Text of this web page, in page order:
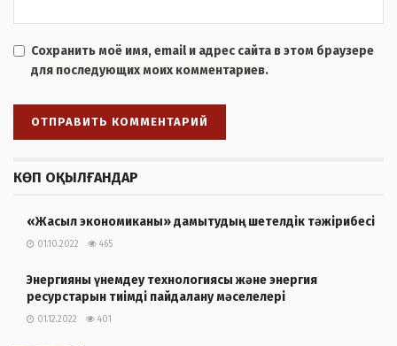
Сохранить моё имя, email и адрес сайта в этом браузере
для последующих моих комментариев.
КӨП ОҚЫЛҒАНДАР
«Жасыл экономиканы» дамытудың шетелдік тәжірибесі
01.10.2022 465
Энергияны үнемдеу технологиясы және энергия
ресурстарын тиімді пайдалану мәселелері
01.12.2022 401